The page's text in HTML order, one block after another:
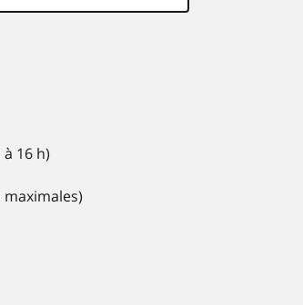
16 h)